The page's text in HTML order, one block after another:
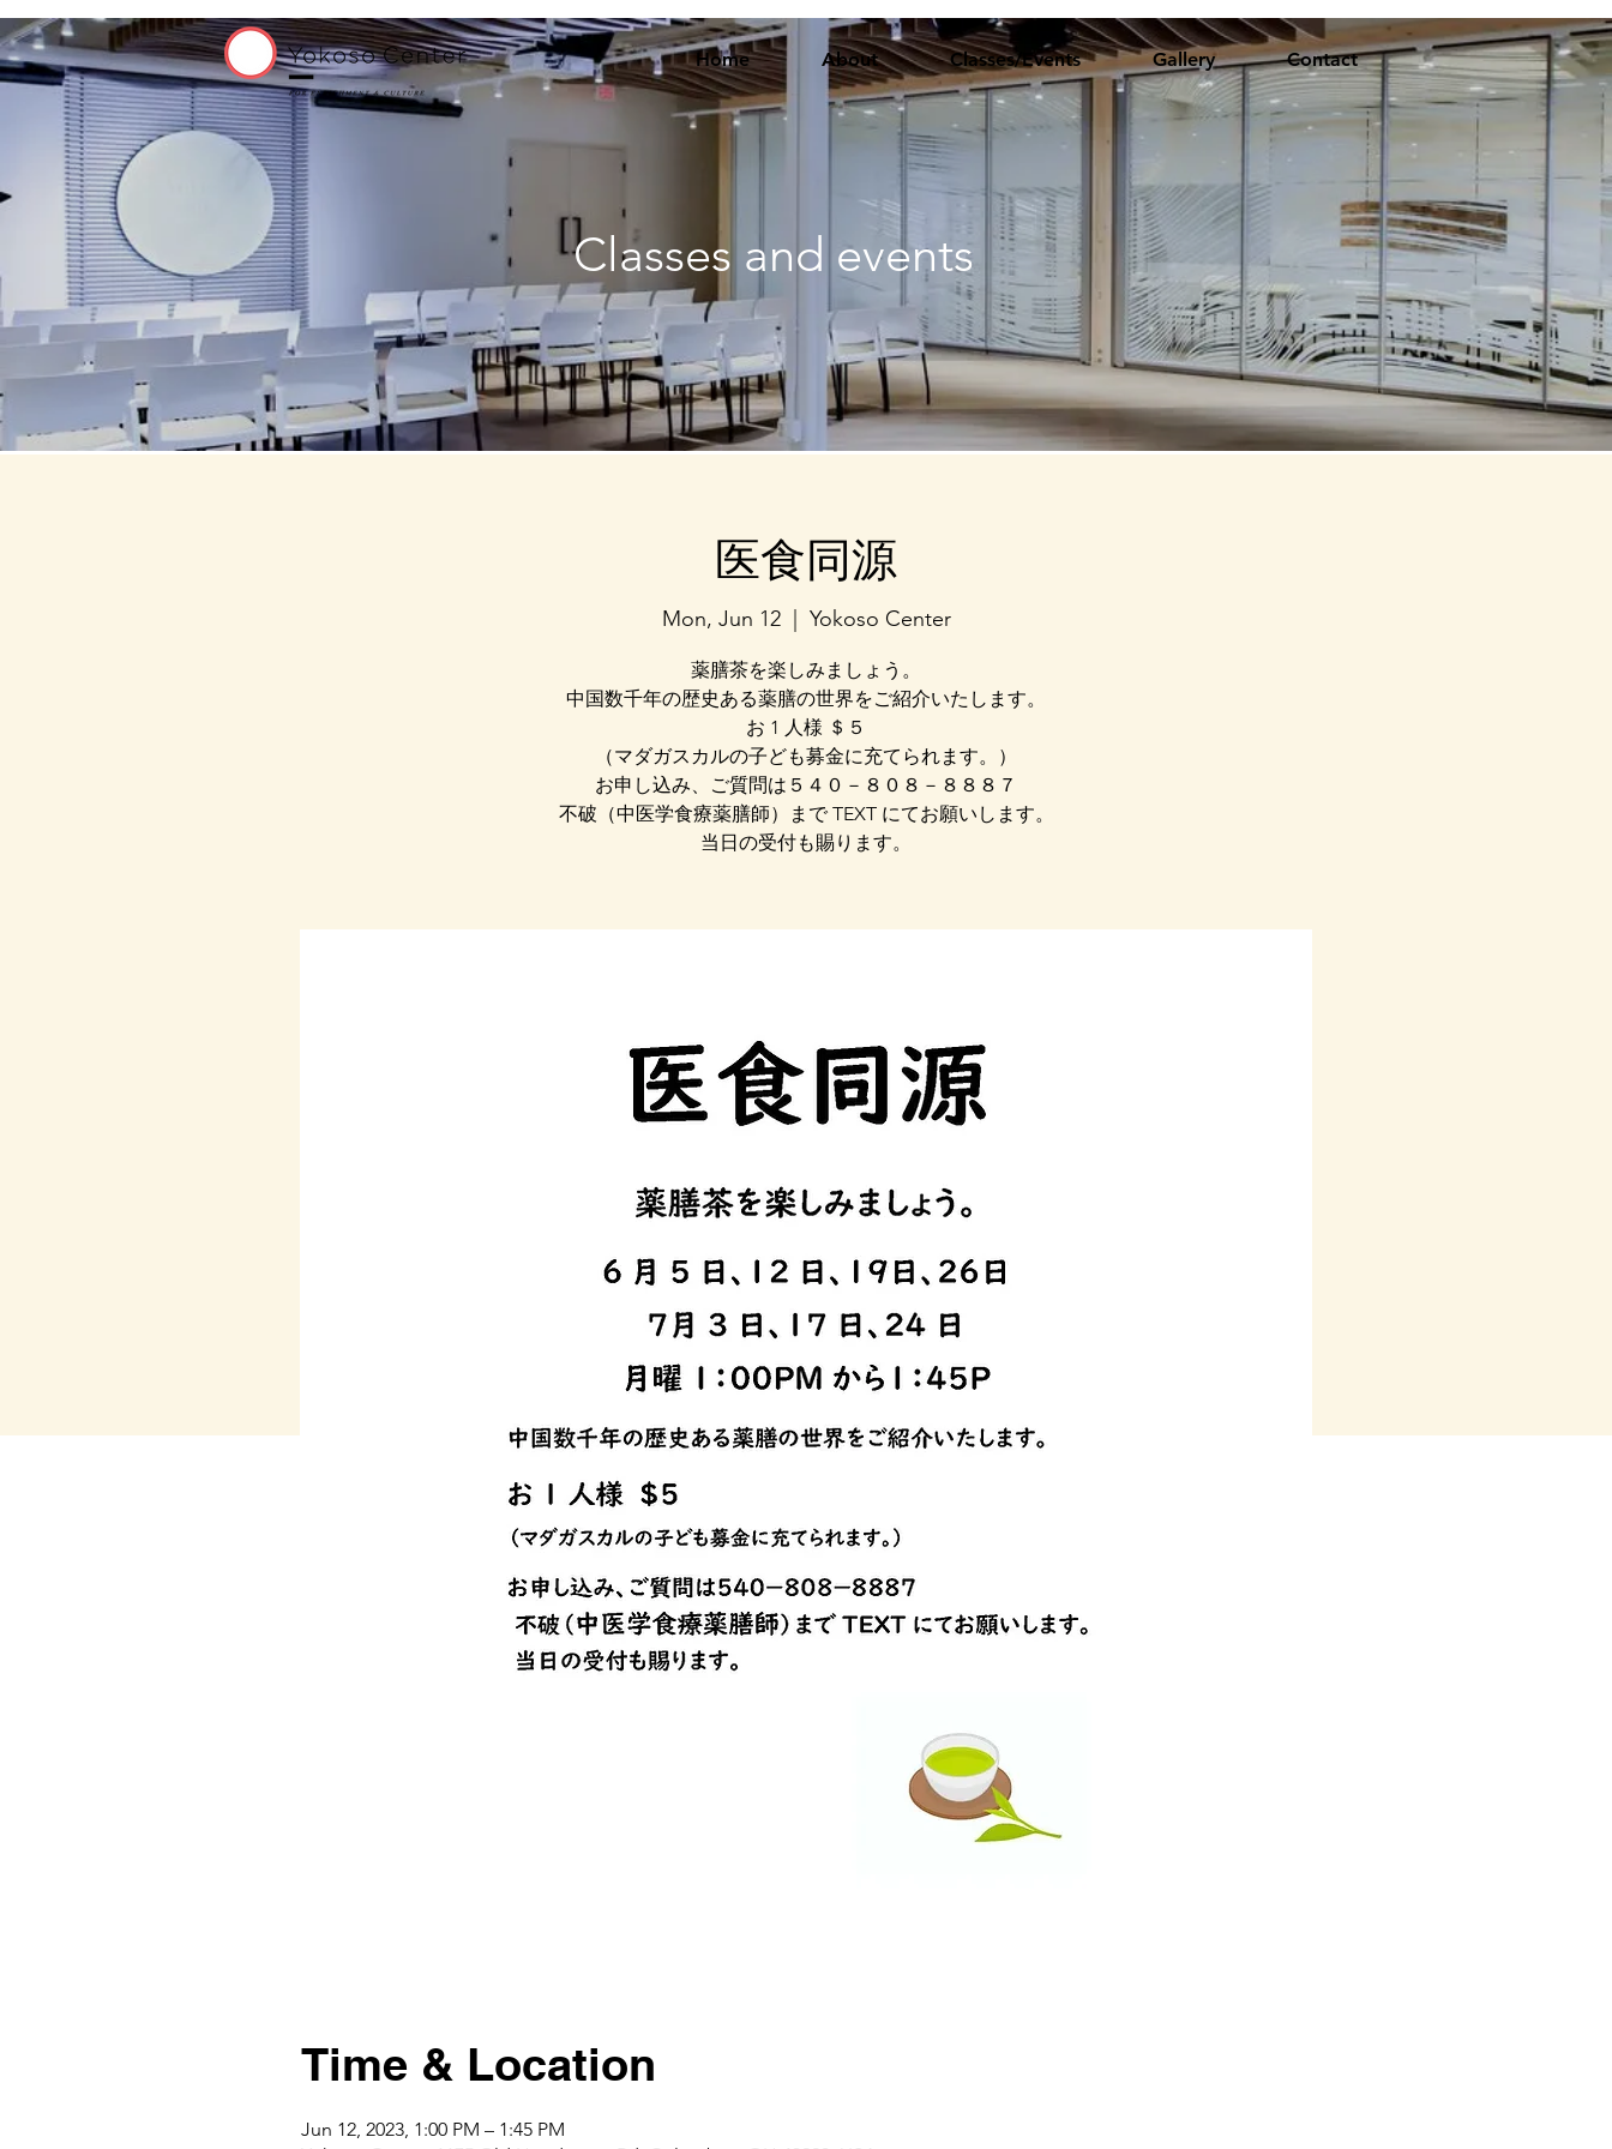
Home About Classes/Events Gallery Contact
Classes and events
医食同源
Mon, Jun 12
  |
Yokoso Center
薬膳茶を楽しみましょう。
中国数千年の歴史ある薬膳の世界をご紹介いたします。
お 1 人様 ＄５
（マダガスカルの子ども募金に充てられます。）
お申し込み、ご質問は５４０－８０８－８８８７
不破（中医学食療薬膳師）まで TEXT にてお願いします。
当日の受付も賜ります。
Time & Location
Jun 12, 2023, 1:00 PM – 1:45 PM